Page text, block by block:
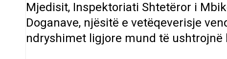
Mjedisit, Inspektoriati Shtetëror i
Doganave, njësitë e vetëqeverisje
ndryshimet ligjore mund të ushtrojnë